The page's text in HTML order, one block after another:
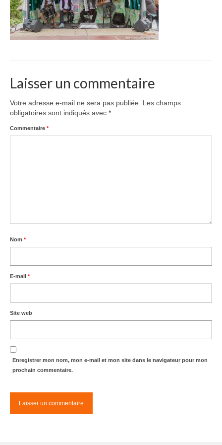
La Compagnie
Spectacles, Bals et Concerts
Contacts
Laisser un commentaire
Votre adresse e-mail ne sera pas publiée.
Les champs
obligatoires sont indiqués avec *
Commentaire *
Nom *
E-mail *
Site web
Enregistrer mon nom, mon e-mail et mon site dans le navigateur pour mon
prochain commentaire.